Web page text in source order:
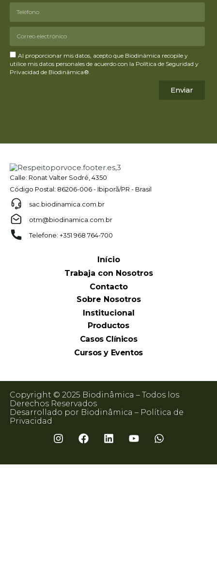
Al proporcionar mis datos, acepto que Biodinâmica recopile y
utilice mis datos personales de acuerdo con la Política de Seguridad y
Privacidad de Biodinâmica®.
Enviar
Calle: Ronat Valter Sodré, 4350
Código Postal: 86206-006 - Ibiporã/PR - Brasil
sac.biodinamica.com.br
otm@biodinamica.com.br
Telefone: +351 968 764-700
Início
Trabaja con Nosotros
Contacto
Sobre Nosotros
Institucional
Productos
Casos Clínicos
Cursos y Eventos
Copyright © 2025 Biodinâmica – Todos los
Derechos Reservados
Desarrollado por Biodinâmica – Política de
Privacidad